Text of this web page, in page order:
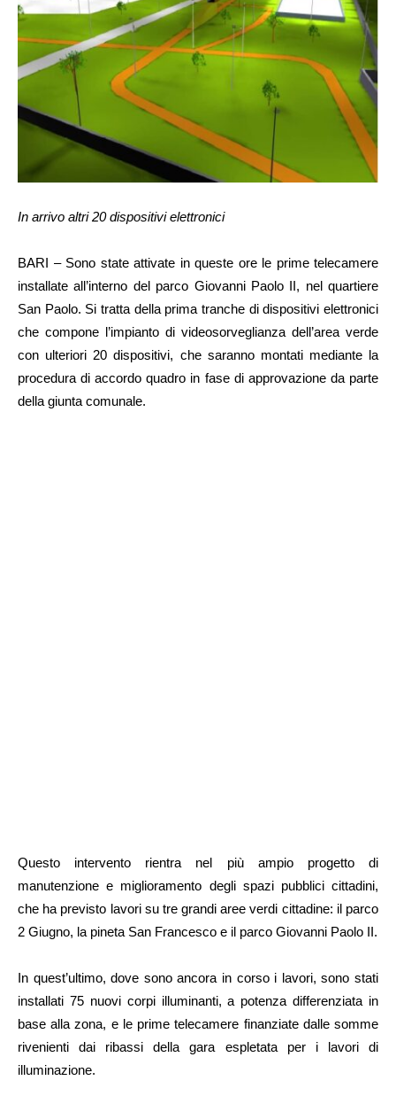
In arrivo altri 20 dispositivi elettronici
BARI – Sono state attivate in queste ore le prime telecamere
installate all’interno del parco Giovanni Paolo II, nel quartiere
San Paolo. Si tratta della prima tranche di dispositivi elettronici
che compone l’impianto di videosorveglianza dell’area verde
con ulteriori 20 dispositivi, che saranno montati mediante la
procedura di accordo quadro in fase di approvazione da parte
della giunta comunale.
Questo intervento rientra nel più ampio progetto di
manutenzione e miglioramento degli spazi pubblici cittadini,
che ha previsto lavori su tre grandi aree verdi cittadine: il parco
2 Giugno, la pineta San Francesco e il parco Giovanni Paolo II.
In quest’ultimo, dove sono ancora in corso i lavori, sono stati
installati 75 nuovi corpi illuminanti, a potenza differenziata in
base alla zona, e le prime telecamere finanziate dalle somme
rivenienti dai ribassi della gara espletata per i lavori di
illuminazione.